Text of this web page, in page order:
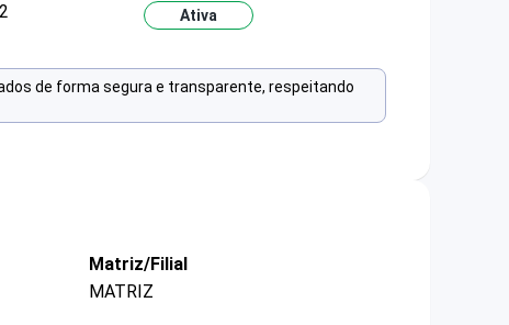
Ativa
de forma segura e transparente, respeitando
Matriz/Filial
MATRIZ